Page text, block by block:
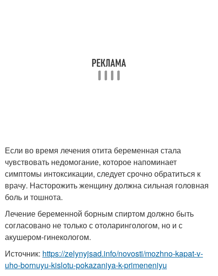
Если во время лечения отита беременная стала
чувствовать недомогание, которое напоминает
симптомы интоксикации, следует срочно обратиться к
врачу. Насторожить женщину должна сильная головная
боль и тошнота.
Лечение беременной борным спиртом должно быть
согласовано не только с отоларингологом, но и с
акушером-гинекологом.
Источник: https://zelynyjsad.info/novosti/mozhno-kapat-v-
uho-bornuyu-kislotu-pokazaniya-k-primeneniyu